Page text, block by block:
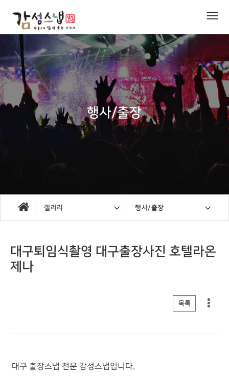
행사/출장
갤러리 행사/출장
대구퇴임식촬영 대구출장사진 호텔라온
제나
목록
대구 출장스냅 전문 감성스냅입니다.